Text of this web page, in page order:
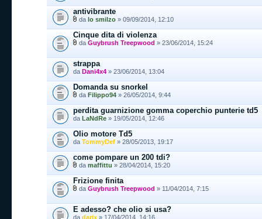
antivibrante
da lo smilzo » 09/09/2014, 12:10
Cinque dita di violenza
da Guybrush Treepwood » 23/06/2014, 15:24
strappa
da Dani4x4 » 23/06/2014, 13:04
Domanda su snorkel
da Filippo94 » 26/05/2014, 9:44
perdita guarnizione gomma coperchio punterie td5
da LaNdRe » 19/05/2014, 12:46
Olio motore Td5
da TommyDef » 28/05/2013, 19:17
come pompare un 200 tdi?
da maffittu » 28/04/2014, 15:20
Frizione finita
da Guybrush Treepwood » 11/04/2014, 7:15
E adesso? che olio si usa?
da darix » 17/04/2014, 14:16